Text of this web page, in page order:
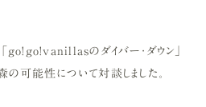
のダイバー・ダウン」
可能性について対談しました。